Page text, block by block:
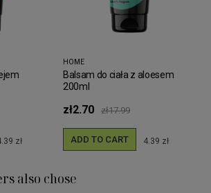
zł
HOME
Balsam do ciała z aloesem
200ml
zł2.70 zł17.99
ADD TO CART 4.39 zł
also chose